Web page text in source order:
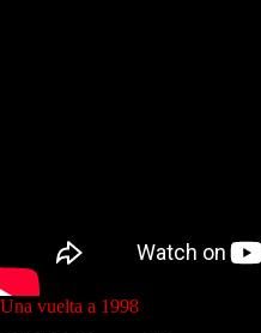
Una vuelta a 1998